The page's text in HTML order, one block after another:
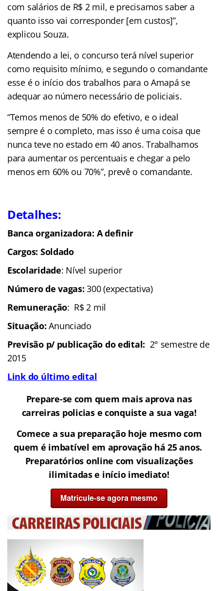
com salários de R$ 2 mil, e precisamos saber a
quanto isso vai corresponder [em custos]”,
explicou Souza.
Atendendo a lei, o concurso terá nível superior
como requisito mínimo, e segundo o comandante
esse é o início dos trabalhos para o Amapá se
adequar ao número necessário de policiais.
“Temos menos de 50% do efetivo, e o ideal
sempre é o completo, mas isso é uma coisa que
nunca teve no estado em 40 anos. Trabalhamos
para aumentar os percentuais e chegar a pelo
menos em 60% ou 70%”, prevê o comandante.
Detalhes:
Banca organizadora: A definir
Cargos: Soldado
Escolaridade: Nível superior
Número de vagas: 300 (expectativa)
Remuneração: R$ 2 mil
Situação:Anunciado
Previsão p/ publicação do edital: 2° semestre de
2015
Link do último edital
Prepare-se com quem mais aprova nas
carreiras policias e conquiste a sua vaga!
Comece a sua preparação hoje mesmo com
quem é imbatível em aprovação há 25 anos.
Preparatórios online com visualizações
ilimitadas e início imediato!